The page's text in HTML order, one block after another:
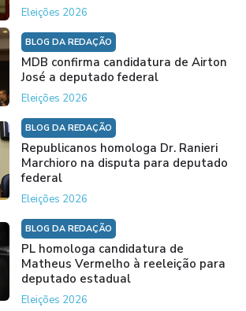
Eleições 2026
BLOG DA REDAÇÃO
MDB confirma candidatura de Airton
José a deputado federal
Eleições 2026
BLOG DA REDAÇÃO
Republicanos homologa Dr. Ranieri
Marchioro na disputa para deputado
federal
Eleições 2026
BLOG DA REDAÇÃO
PL homologa candidatura de
Matheus Vermelho à reeleição para
deputado estadual
Eleições 2026